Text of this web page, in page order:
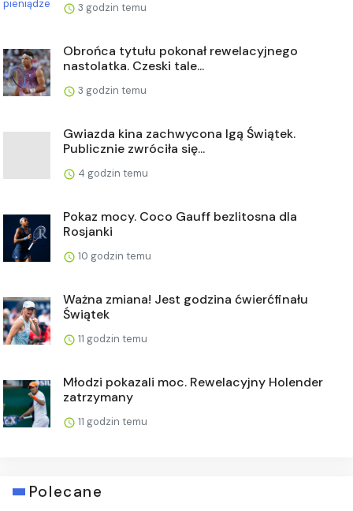
3 godzin temu
Obrońca tytułu pokonał rewelacyjnego
nastolatka. Czeski tale...
3 godzin temu
Gwiazda kina zachwycona Igą Świątek.
Publicznie zwróciła się...
4 godzin temu
Pokaz mocy. Coco Gauff bezlitosna dla
Rosjanki
10 godzin temu
Ważna zmiana! Jest godzina ćwierćfinału
Świątek
11 godzin temu
Młodzi pokazali moc. Rewelacyjny Holender
zatrzymany
11 godzin temu
Polecane